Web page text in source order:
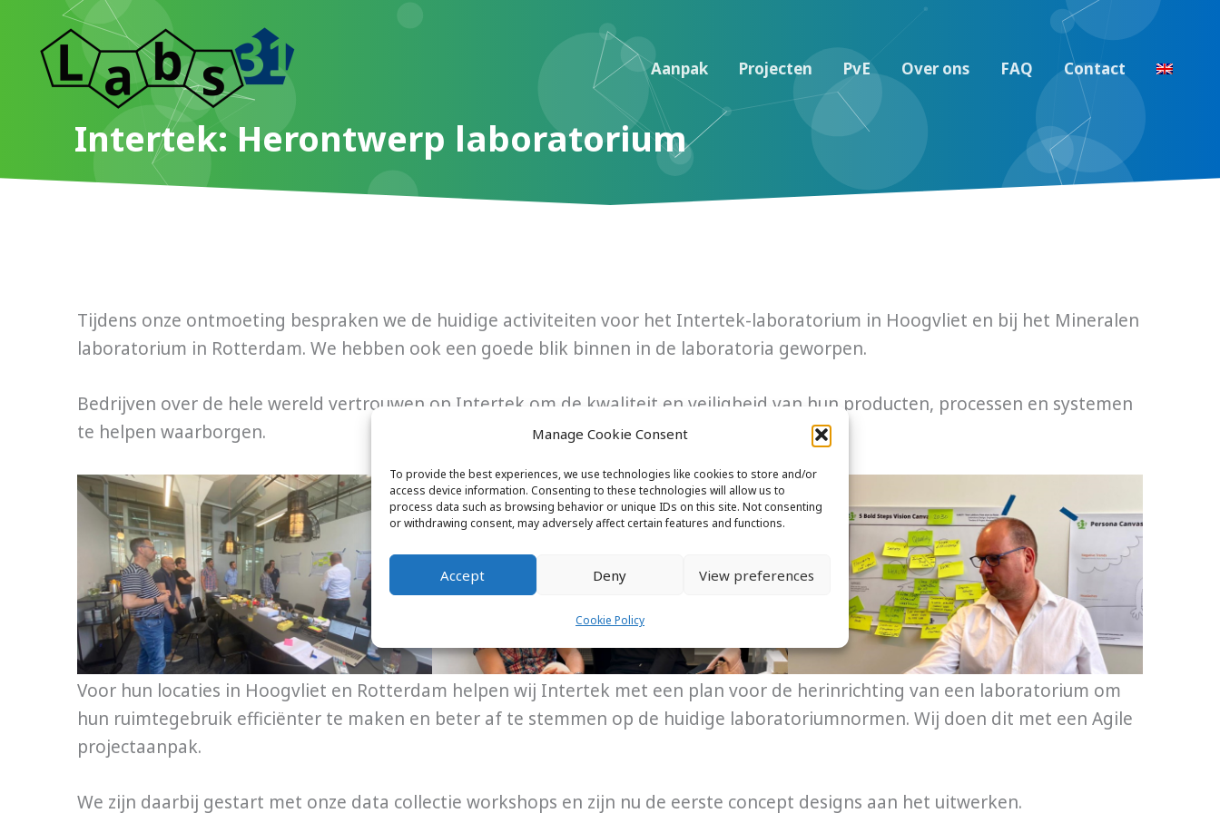
Manage Cookie Consent
To provide the best experiences, we use technologies like cookies to store and/or
access device information. Consenting to these technologies will allow us to
process data such as browsing behavior or unique IDs on this site. Not consenting
or withdrawing consent, may adversely affect certain features and functions.
Accept Deny View preferences
Cookie Policy
Aanpak Projecten PvE Over ons FAQ Contact
Intertek: Herontwerp laboratorium
Tijdens onze ontmoeting bespraken we de huidige activiteiten voor het Intertek-laboratorium in Hoogvliet en bij het Mineralen
laboratorium in Rotterdam. We hebben ook een goede blik binnen in de laboratoria geworpen.
Bedrijven over de hele wereld vertrouwen op Intertek om de kwaliteit en veiligheid van hun producten, processen en systemen
te helpen waarborgen.
Voor hun locaties in Hoogvliet en Rotterdam helpen wij Intertek met een plan voor de herinrichting van een laboratorium om
hun ruimtegebruik efficiënter te maken en beter af te stemmen op de huidige laboratoriumnormen. Wij doen dit met een Agile
projectaanpak.
We zijn daarbij gestart met onze data collectie workshops en zijn nu de eerste concept designs aan het uitwerken.